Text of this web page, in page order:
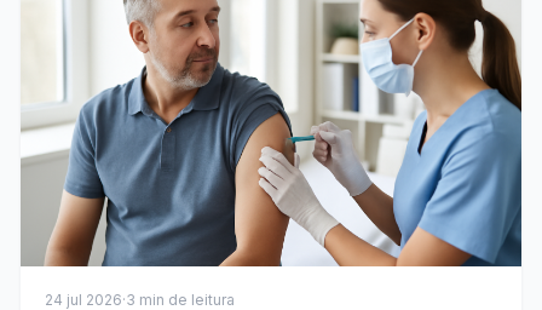
24 jul 2026·3 min de leitura